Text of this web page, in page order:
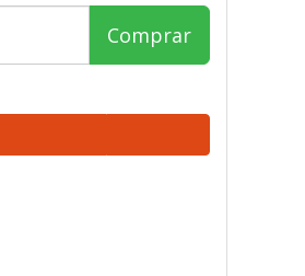
Comprar